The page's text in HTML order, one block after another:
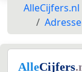
AlleCijfers.nl